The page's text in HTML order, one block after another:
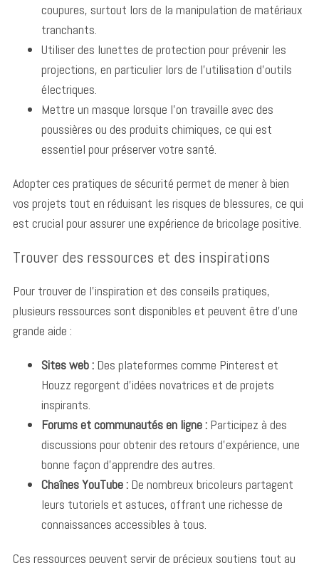
coupures, surtout lors de la manipulation de matériaux
tranchants.
Utiliser des lunettes de protection pour prévenir les
projections, en particulier lors de l’utilisation d’outils
électriques.
Mettre un masque lorsque l’on travaille avec des
poussières ou des produits chimiques, ce qui est
essentiel pour préserver votre santé.
Adopter ces pratiques de sécurité permet de mener à bien
vos projets tout en réduisant les risques de blessures, ce qui
est crucial pour assurer une expérience de bricolage positive.
Trouver des ressources et des inspirations
Pour trouver de l’inspiration et des conseils pratiques,
plusieurs ressources sont disponibles et peuvent être d’une
grande aide :
Sites web :Des plateformes comme Pinterest et
Houzz regorgent d’idées novatrices et de projets
inspirants.
Forums et communautés en ligne :Participez à des
discussions pour obtenir des retours d’expérience, une
bonne façon d’apprendre des autres.
Chaînes YouTube :De nombreux bricoleurs partagent
leurs tutoriels et astuces, offrant une richesse de
connaissances accessibles à tous.
Ces ressources peuvent servir de précieux soutiens tout au